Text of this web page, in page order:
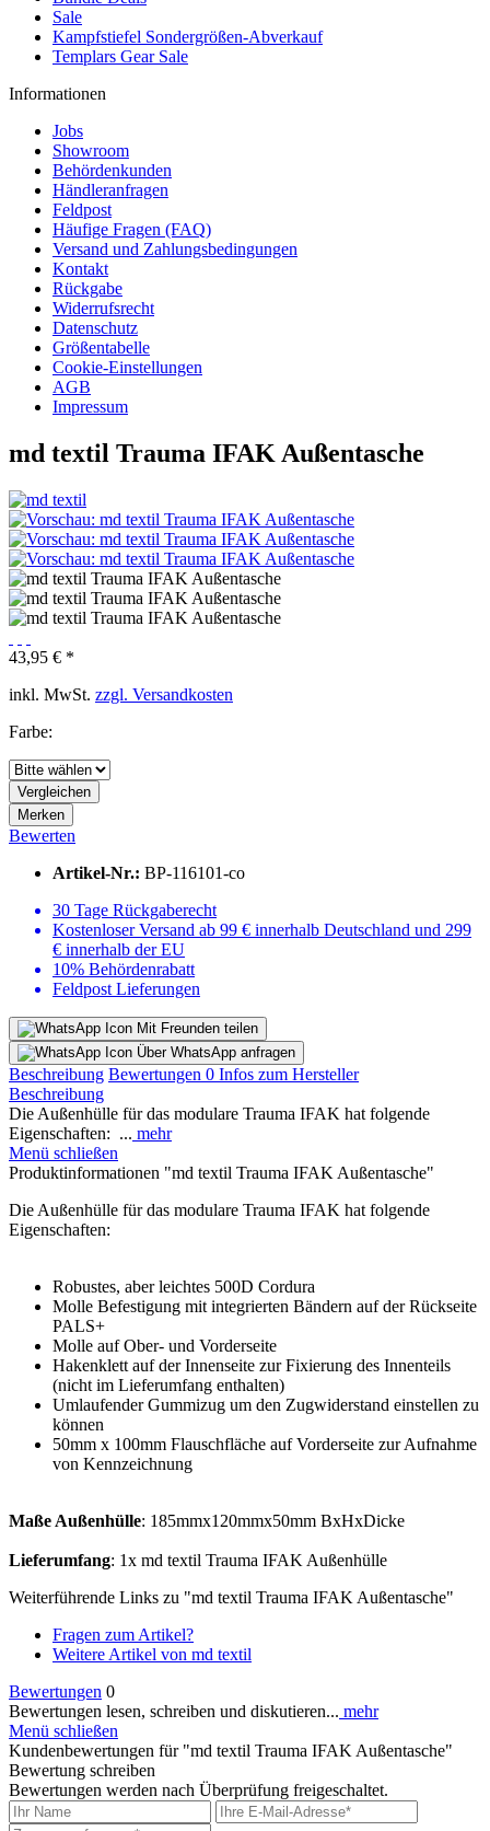
Sale
Kampfstiefel Sondergrößen-Abverkauf
Templars Gear Sale
Informationen
Jobs
Showroom
Behördenkunden
Händleranfragen
Feldpost
Häufige Fragen (FAQ)
Versand und Zahlungsbedingungen
Kontakt
Rückgabe
Widerrufsrecht
Datenschutz
Größentabelle
Cookie-Einstellungen
AGB
Impressum
md textil Trauma IFAK Außentasche
43,95 € *
inkl. MwSt. zzgl. Versandkosten
Farbe:
Vergleichen
Merken
Bewerten
Artikel-Nr.: BP-116101-co
30 Tage Rückgaberecht
Kostenloser Versand ab 99 € innerhalb Deutschland und 299
€ innerhalb der EU
10% Behördenrabatt
Feldpost Lieferungen
Mit Freunden teilen
Über WhatsApp anfragen
Beschreibung Bewertungen 0 Infos zum Hersteller
Beschreibung
Die Außenhülle für das modulare Trauma IFAK hat folgende
Eigenschaften: ... mehr
Menü schließen
Produktinformationen "md textil Trauma IFAK Außentasche"
Die Außenhülle für das modulare Trauma IFAK hat folgende
Eigenschaften:
Robustes, aber leichtes 500D Cordura
Molle Befestigung mit integrierten Bändern auf der Rückseite
PALS+
Molle auf Ober- und Vorderseite
Hakenklett auf der Innenseite zur Fixierung des Innenteils
(nicht im Lieferumfang enthalten)
Umlaufender Gummizug um den Zugwiderstand einstellen zu
können
50mm x 100mm Flauschfläche auf Vorderseite zur Aufnahme
von Kennzeichnung
Maße Außenhülle: 185mmx120mmx50mm BxHxDicke
Lieferumfang: 1x md textil Trauma IFAK Außenhülle
Weiterführende Links zu "md textil Trauma IFAK Außentasche"
Fragen zum Artikel?
Weitere Artikel von md textil
Bewertungen 0
Bewertungen lesen, schreiben und diskutieren... mehr
Menü schließen
Kundenbewertungen für "md textil Trauma IFAK Außentasche"
Bewertung schreiben
Bewertungen werden nach Überprüfung freigeschaltet.